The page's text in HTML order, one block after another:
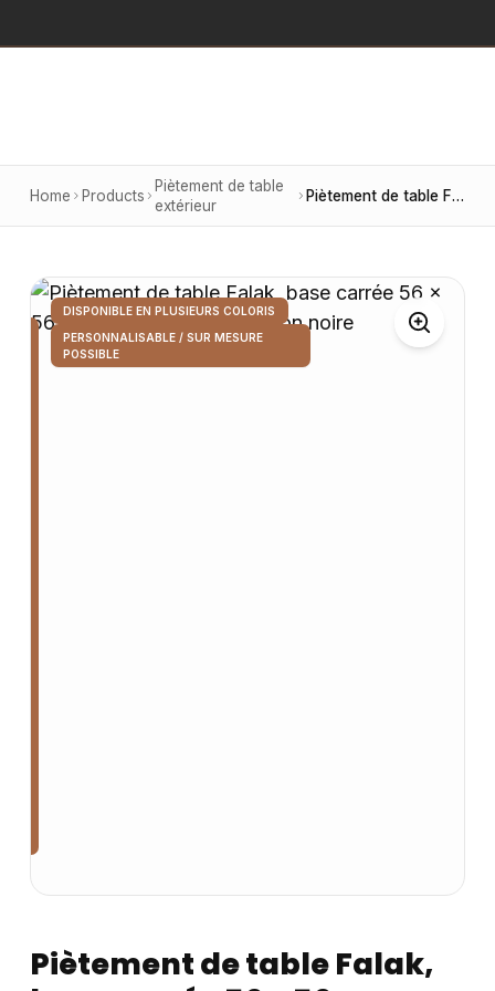
Home Products
Piètement de table
extérieur
Piètement de table Falak, base carrée 56 × 56 cm, hauteur 72 cm, finition noire
DISPONIBLE EN PLUSIEURS COLORIS
PERSONNALISABLE / SUR MESURE
POSSIBLE
Piètement de table Falak,